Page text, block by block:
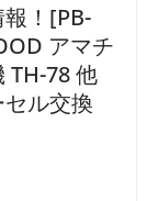
！[PB-
アマチ
TH-78 他
ル交換